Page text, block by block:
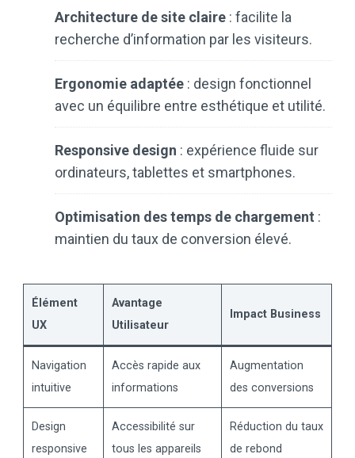
Architecture de site claire : facilite la
recherche d’information par les visiteurs.
Ergonomie adaptée : design fonctionnel
avec un équilibre entre esthétique et utilité.
Responsive design : expérience fluide sur
ordinateurs, tablettes et smartphones.
Optimisation des temps de chargement :
maintien du taux de conversion élevé.
Élément
UX
Avantage
Utilisateur
Impact Business
Navigation
intuitive
Accès rapide aux
informations
Augmentation
des conversions
Design
responsive
Accessibilité sur
tous les appareils
Réduction du taux
de rebond